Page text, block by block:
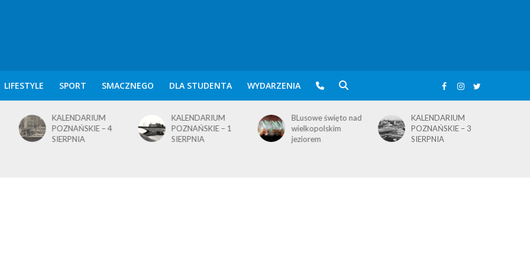
LIFESTYLE SPORT SMACZNEGO DLA STUDENTA WYDARZENIA
KALENDARIUM
POZNAŃSKIE – 4
SIERPNIA
KALENDARIUM
POZNAŃSKIE – 1
SIERPNIA
BLusowe święto nad
wielkopolskim
jeziorem
KALENDARIUM
POZNAŃSKIE – 3
SIERPNIA